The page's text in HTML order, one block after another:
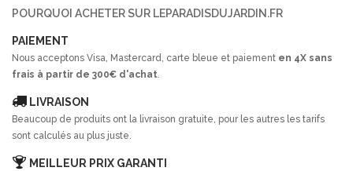
POURQUOI ACHETER SUR LEPARADISDUJARDIN.FR
PAIEMENT
Nous acceptons Visa, Mastercard, carte bleue et paiement en 4X sans
frais à partir de 300€ d'achat.
LIVRAISON
Beaucoup de produits ont la livraison gratuite, pour les autres les tarifs
sont calculés au plus juste.
MEILLEUR PRIX GARANTI